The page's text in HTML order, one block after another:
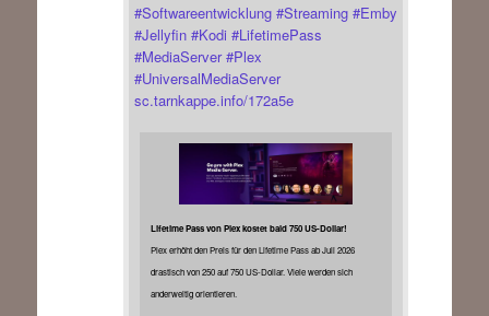
#Softwareentwicklung #Streaming #Emby
#Jellyfin #Kodi #LifetimePass
#MediaServer #Plex
#UniversalMediaServer
sc.tarnkappe.info/172a5e
Lifetime Pass von Plex kostet bald 750 US-Dollar!
Plex erhöht den Preis für den Lifetime Pass ab Juli 2026
drastisch von 250 auf 750 US-Dollar. Viele werden sich
anderweitig orientieren.